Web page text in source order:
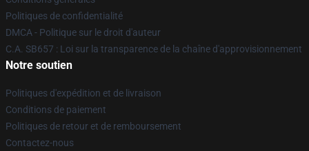
Politiques de confidentialité
DMCA - Politique sur le droit d'auteur
C.A. SB657 : Loi sur la transparence de la chaîne d'approvisionnement
Notre soutien
Politiques d'expédition et de livraison
Conditions de paiement
Politiques de retour et de remboursement
Contactez-nous